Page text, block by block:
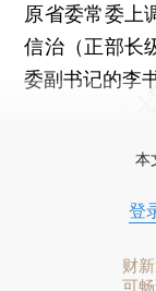
原省委常委上
信治（正部长
委副书记的李
本
登
财
可